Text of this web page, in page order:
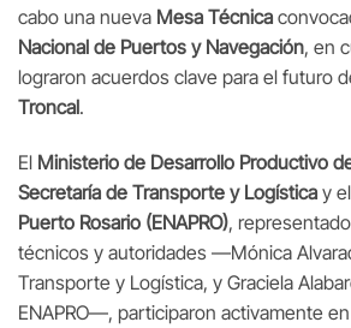
cabo una nueva Mesa Técnica
Nacional de Puertos y Navegación, en
lograron acuerdos clave para el futuro
Troncal.
El Ministerio de Desarrollo Productivo
Secretaría de Transporte y Logística y el
Puerto Rosario (ENAPRO),
técnicos y autoridades —Mónica
Transporte y Logística, y Graciela
ENAPRO—, participaron activamente